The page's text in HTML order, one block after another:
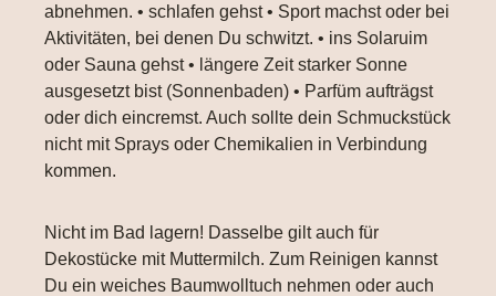
abnehmen. • schlafen gehst • Sport machst oder bei
Aktivitäten, bei denen Du schwitzt. • ins Solaruim
oder Sauna gehst • längere Zeit starker Sonne
ausgesetzt bist (Sonnenbaden) • Parfüm aufträgst
oder dich eincremst. Auch sollte dein Schmuckstück
nicht mit Sprays oder Chemikalien in Verbindung
kommen.
Nicht im Bad lagern! Dasselbe gilt auch für
Dekostücke mit Muttermilch. Zum Reinigen kannst
Du ein weiches Baumwolltuch nehmen oder auch